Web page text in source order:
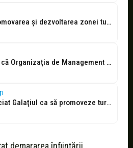
Organizație pentru promovarea și dezvoltarea zonei turistice a Galațiului
Primăria anunţă că Organizaţia de Management al Destinaţiei Galaţi a primit avizul...
Cu cine s-a asociat Galaţiul ca să promoveze turismul